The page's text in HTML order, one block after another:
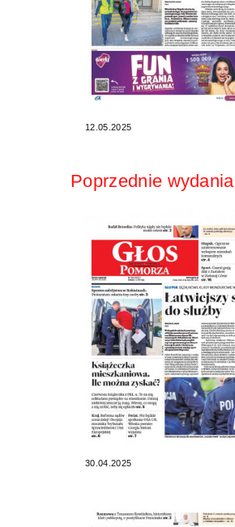
12.05.2025
Poprzednie wydania
30.04.2025